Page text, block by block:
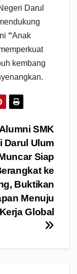
Darul
“Anak
kembang
SMK
Darul Ulum
Siap
ke
Buktikan
Menuju
Global